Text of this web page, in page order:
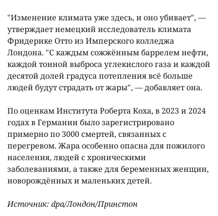
"Изменение климата уже здесь, и оно убивает", —
утверждает немецкий исследователь климата
Фридерике Отто из Имперского колледжа
Лондона. "С каждым сожжённым баррелем нефти,
каждой тонной выброса углекислого газа и каждой
десятой долей градуса потепления всё больше
людей будут страдать от жары", — добавляет она.
По оценкам Института Роберта Коха, в 2023 и 2024
годах в Германии было зарегистрировано
примерно по 3000 смертей, связанных с
перегревом. Жара особенно опасна для пожилого
населения, людей с хроническими
заболеваниями, а также для беременных женщин,
новорождённых и маленьких детей.
Источник: dpa/Лондон/Принстон